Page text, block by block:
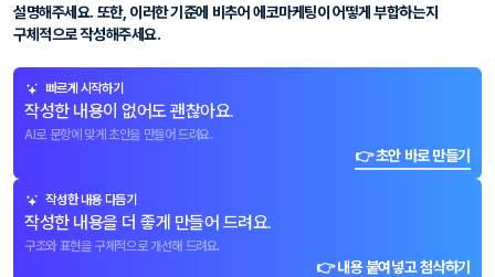
설명해주세요. 또한, 이러한 기준에 비추어 에코마케팅이 어떻게 부합하는지
구체적으로 작성해주세요.
빠르게 시작하기
작성한 내용이 없어도 괜찮아요.
AI로 문항에 맞게 초안을 만들어 드려요.
👉 초안 바로 만들기
작성한 내용 다듬기
작성한 내용을 더 좋게 만들어 드려요.
구조와 표현을 구체적으로 개선해 드려요.
👉 내용 붙여넣고 첨삭하기